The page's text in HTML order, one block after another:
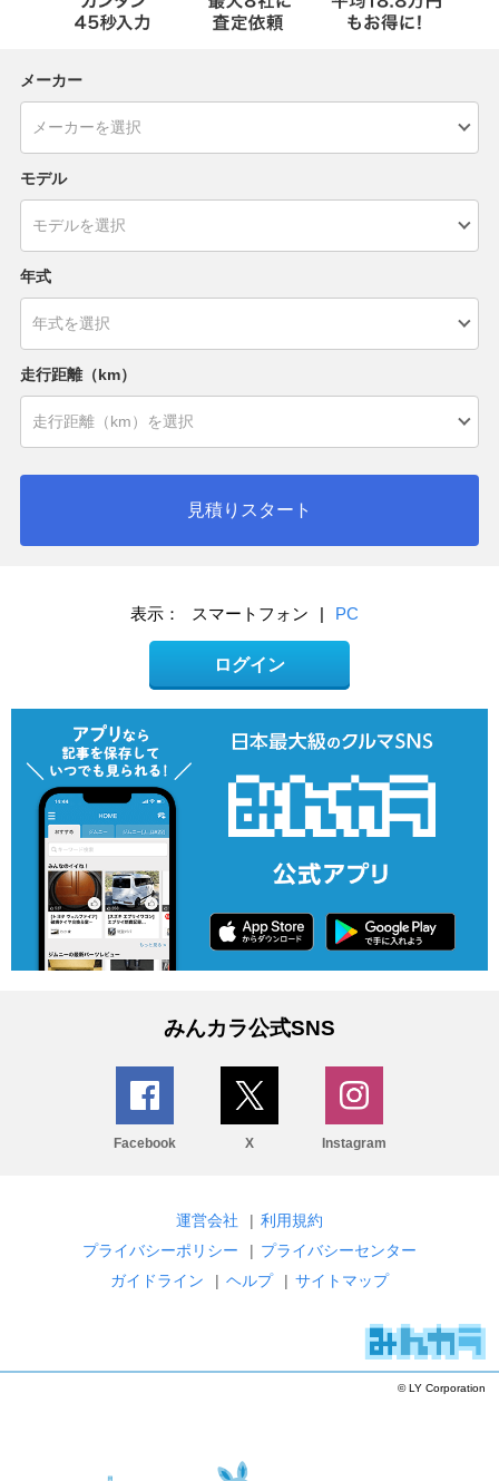
メーカー
モデル
年式
走行距離（km）
見積りスタート
表示： スマートフォン PC
ログイン
みんカラ公式SNS
Facebook X Instagram
運営会社 | 利用規約
プライバシーポリシー
| プライバシーセンター
ガイドライン
| ヘルプ | サイトマップ
© LY Corporation